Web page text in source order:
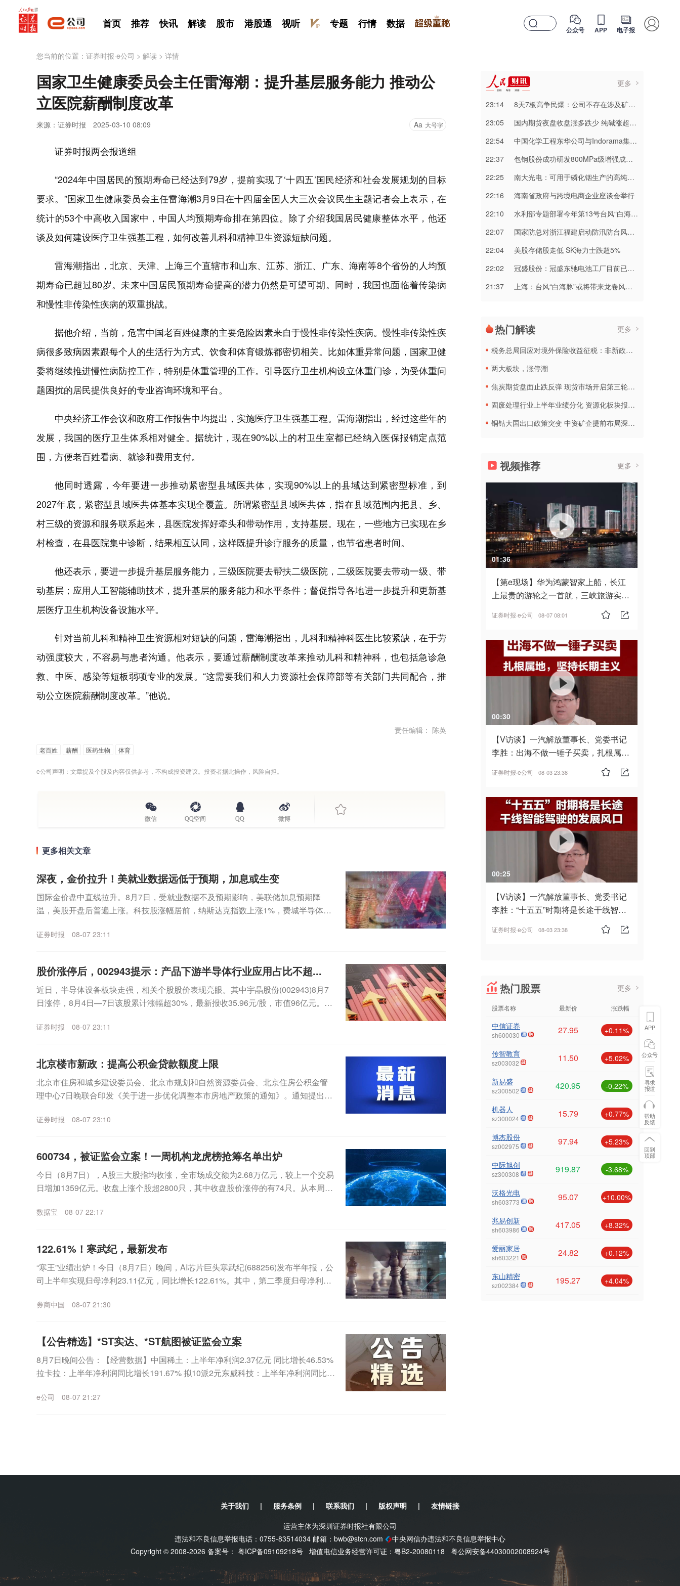
首页 推荐 快讯 解读 股市 港股通 视听 专题 行情 数据 公众号 APP 电子报
您当前的位置： 证券时报·e公司 > 解读 > 详情
国家卫生健康委员会主任雷海潮：提升基层服务能力 推动公
立医院薪酬制度改革
来源：证券时报 2025-03-10 08:09 Aa 大号字
证券时报两会报道组
“2024年中国居民的预期寿命已经达到79岁，提前实现了‘十四五’国民经济和社会发展规划的目标
要求。”国家卫生健康委员会主任雷海潮3月9日在十四届全国人大三次会议民生主题记者会上表示，在
统计的53个中高收入国家中，中国人均预期寿命排在第四位。除了介绍我国居民健康整体水平，他还
谈及如何建设医疗卫生强基工程，如何改善儿科和精神卫生资源短缺问题。
雷海潮指出，北京、天津、上海三个直辖市和山东、江苏、浙江、广东、海南等8个省份的人均预
期寿命已超过80岁。未来中国居民预期寿命提高的潜力仍然是可望可期。同时，我国也面临着传染病
和慢性非传染性疾病的双重挑战。
据他介绍，当前，危害中国老百姓健康的主要危险因素来自于慢性非传染性疾病。慢性非传染性疾
病很多致病因素跟每个人的生活行为方式、饮食和体育锻炼都密切相关。比如体重异常问题，国家卫健
委将继续推进慢性病防控工作，特别是体重管理的工作。引导医疗卫生机构设立体重门诊，为受体重问
题困扰的居民提供良好的专业咨询环境和平台。
中央经济工作会议和政府工作报告中均提出，实施医疗卫生强基工程。雷海潮指出，经过这些年的
发展，我国的医疗卫生体系相对健全。据统计，现在90%以上的村卫生室都已经纳入医保报销定点范
围，方便老百姓看病、就诊和费用支付。
他同时透露，今年要进一步推动紧密型县域医共体，实现90%以上的县域达到紧密型标准，到
2027年底，紧密型县域医共体基本实现全覆盖。所谓紧密型县域医共体，指在县域范围内把县、乡、
村三级的资源和服务联系起来，县医院发挥好牵头和带动作用，支持基层。现在，一些地方已实现在乡
村检查，在县医院集中诊断，结果相互认同，这样既提升诊疗服务的质量，也节省患者时间。
他还表示，要进一步提升基层服务能力，三级医院要去帮扶二级医院，二级医院要去带动一级、带
动基层；应用人工智能辅助技术，提升基层的服务能力和水平条件；督促指导各地进一步提升和更新基
层医疗卫生机构设备设施水平。
针对当前儿科和精神卫生资源相对短缺的问题，雷海潮指出，儿科和精神科医生比较紧缺，在于劳
动强度较大，不容易与患者沟通。他表示，要通过薪酬制度改革来推动儿科和精神科，也包括急诊急
救、中医、感染等短板弱项专业的发展。“这需要我们和人力资源社会保障部等有关部门共同配合，推
动公立医院薪酬制度改革。”他说。
责任编辑： 陈英
老百姓 薪酬 医药生物 体育
e公司声明：文章提及个股及内容仅供参考，不构成投资建议。投资者据此操作，风险自担。
微信 QQ空间 QQ 微博
更多相关文章
深夜，金价拉升！美就业数据远低于预期，加息或生变
国际金价盘中直线拉升。8月7日，受就业数据不及预期影响，美联储加息预期降
温，美股开盘后普遍上涨。科技股涨幅居前，纳斯达克指数上涨1%，费城半导体指
证券时报 08-07 23:11
股价涨停后，002943提示：产品下游半导体行业应用占比不超...
近日，半导体设备板块走强，相关个股股价表现亮眼。其中宇晶股份(002943)8月7
日涨停，8月4日—7日该股累计涨幅超30%，最新报收35.96元/股，市值96亿元。8
证券时报 08-07 23:11
北京楼市新政：提高公积金贷款额度上限
北京市住房和城乡建设委员会、北京市规划和自然资源委员会、北京住房公积金管
理中心7日晚联合印发《关于进一步优化调整本市房地产政策的通知》。通知提出，
证券时报 08-07 23:10
600734，被证监会立案！一周机构龙虎榜抢筹名单出炉
今日（8月7日），A股三大股指均收涨，全市场成交额为2.68万亿元，较上一个交易
日增加1359亿元。收盘上涨个股超2800只，其中收盘股价涨停的有74只。从本周的
数据宝 08-07 22:17
122.61%！寒武纪，最新发布
“寒王”业绩出炉！今日（8月7日）晚间，AI芯片巨头寒武纪(688256)发布半年报，公
司上半年实现归母净利23.11亿元，同比增长122.61%。其中，第二季度归母净利为
券商中国 08-07 21:30
【公告精选】*ST实达、*ST航图被证监会立案
8月7日晚间公告：【经营数据】中国稀土：上半年净利润2.37亿元 同比增长46.53%
拉卡拉：上半年净利润同比增长191.67% 拟10派2元东威科技：上半年净利润同比增
e公司 08-07 21:27
更多
23:14
8天7板高争民爆：公司不存在涉及矿山资产注入和重大资产重组的具体计划
23:05
国内期货夜盘收盘涨多跌少 纯碱涨超3%
22:54
中国化学工程东华公司与Indorama集团正式签署安阳清洁制气示范项目EPC合同
22:37
包钢股份成功研发800MPa级增强成形性稀土热轧汽车钢
22:25
南大光电：可用于磷化铟生产的高纯三甲基铟产能目前约为2吨/年
22:16
海南省政府与跨境电商企业座谈会举行
22:10
水利部专题部署今年第13号台风“白海豚” 暴雨洪水防御工作
22:07
国家防总对浙江福建启动防汛防台风三级应急响应
22:04
美股存储股走低 SK海力士跌超5%
22:02
冠盛股份：冠盛东驰电池工厂目前已进入全面联机调试工作
21:37
上海：台风“白海豚”或将带来龙卷风等极端影响
热门解读 更多
税务总局回应对境外保险收益征税：非新政策，无需过度解读
两大板块，涨停潮
焦炭期货盘面止跌反弹 现货市场开启第三轮降价
固废处理行业上半年业绩分化 资源化板块报喜传统企业承压
铜钴大国出口政策突变 中资矿企提前布局深加工产线
视频推荐 更多
01:36
【第e现场】华为鸿蒙智家上船，长江
上最贵的游轮之一首航，三峡旅游实
证券时报·e公司 08-07 08:01
00:30
【V访谈】一汽解放董事长、党委书记
李胜：出海不做一锤子买卖，扎根属
证券时报·e公司 08-03 23:38
00:25
【V访谈】一汽解放董事长、党委书记
李胜：“十五五”时期将是长途干线智能
证券时报·e公司 08-03 23:38
热门股票 更多
股票名称 最新价 涨跌幅
中信证券
sh600030 27.95 +0.11%
传智教育
sz003032 11.50 +5.02%
新易盛
sz300502 420.95 -0.22%
机器人
sz300024 15.79 +0.77%
博杰股份
sz002975 97.94 +5.23%
中际旭创
sz300308 919.87 -3.68%
沃格光电
sh603773 95.07 +10.00%
兆易创新
sh603986 417.05 +8.32%
爱丽家居
sh603221 24.82 +0.12%
东山精密
sz002384 195.27 +4.04%
APP
公众号
寻求
报道
帮助
反馈
回到
顶部
关于我们 | 服务条例 | 联系我们 | 版权声明 |
友情链接
运营主体为深圳证券时报社有限公司
违法和不良信息举报电话：0755-83514034 邮箱： bwb@stcn.com
中央网信办违法和不良信息举报中心
Copyright © 2008-2026 备案号： 粤ICP备09109218号 增值电信业务经营许可证：粤B2-20080118 粤公网安备44030002008924号